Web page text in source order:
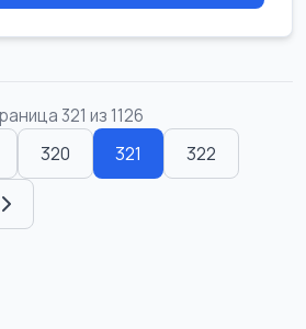
321 из 1126
320 321 322